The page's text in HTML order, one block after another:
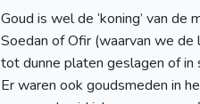
Goud is wel de ‘koning’ van
Soedan of Ofir (waarvan we
tot dunne platen geslagen of in
Er waren ook goudsmeden in